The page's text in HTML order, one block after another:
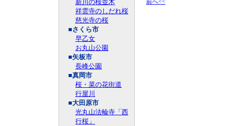
新川の桜並木
祥雲寺のしだれ桜
慈光寺の桜
■さくら市
早乙女
お丸山公園
■矢板市
長峰公園
■真岡市
桜・菜の花街道
行屋川
■大田原市
光丸山法輪寺「西
行桜」
前へ<<